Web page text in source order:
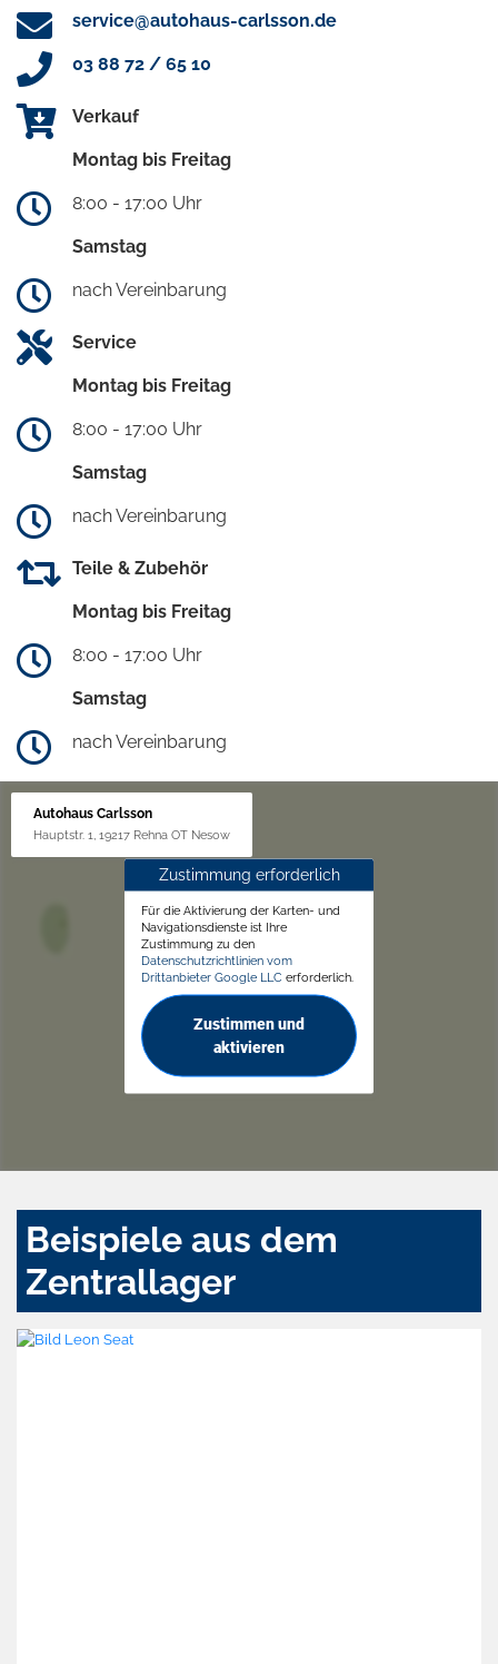
service@autohaus-carlsson.de
03 88 72 / 65 10
Verkauf
Montag bis Freitag
8:00 - 17:00 Uhr
Samstag
nach Vereinbarung
Service
Montag bis Freitag
8:00 - 17:00 Uhr
Samstag
nach Vereinbarung
Teile & Zubehör
Montag bis Freitag
8:00 - 17:00 Uhr
Samstag
nach Vereinbarung
Autohaus Carlsson
Hauptstr. 1, 19217 Rehna OT Nesow
Zustimmung erforderlich
Für die Aktivierung der Karten- und
Navigationsdienste ist Ihre
Zustimmung zu den
Datenschutzrichtlinien vom
Drittanbieter Google LLC erforderlich.
Zustimmen und
aktivieren
Beispiele aus dem
Zentrallager